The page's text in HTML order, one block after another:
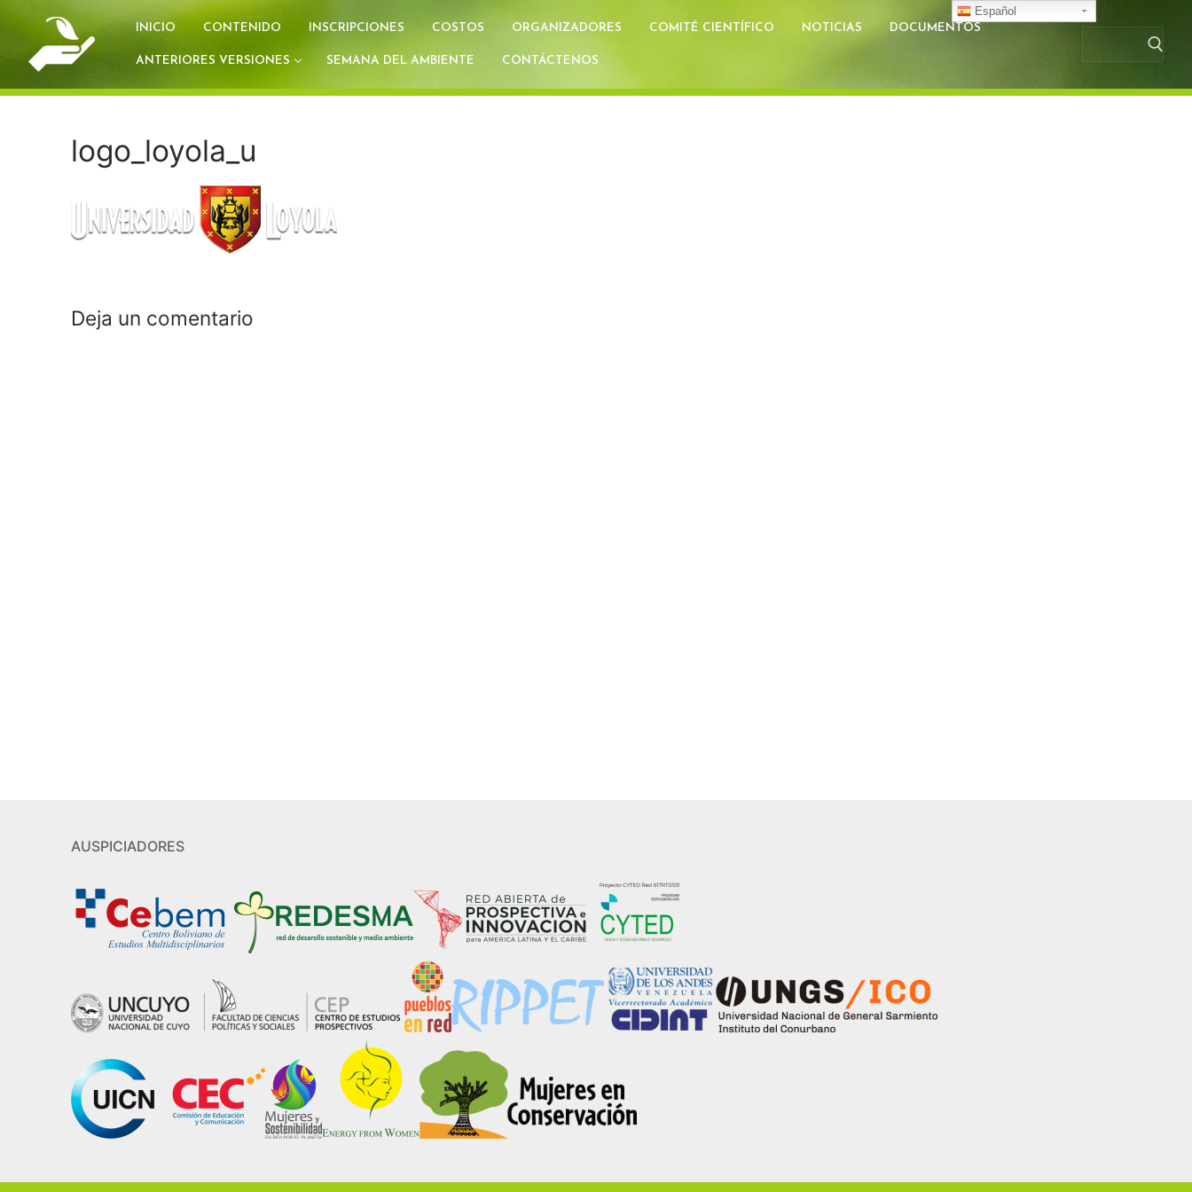
contenido
INICIO CONTENIDO INSCRIPCIONES COSTOS ORGANIZADORES COMITÉ CIENTÍFICO NOTICIAS DOCUMENTOS
ANTERIORES VERSIONES SEMANA DEL AMBIENTE CONTÁCTENOS
logo_loyola_u
Deja un comentario
AUSPICIADORES
Español